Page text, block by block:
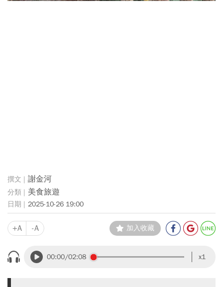
謝金河
美食旅遊
2025-10-26 19:00
+A -A 加入收藏
00:00/02:08 x1